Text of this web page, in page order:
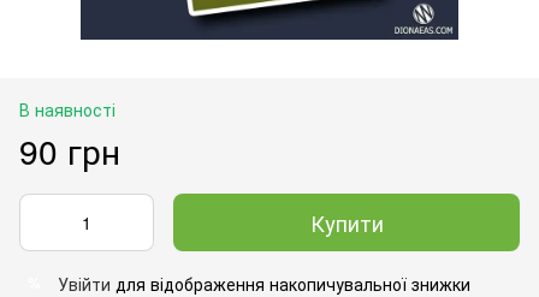
В наявності
90 грн
Купити
Увійти для відображення накопичувальної знижки